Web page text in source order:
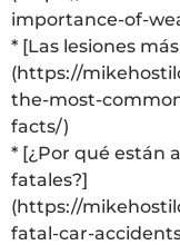
importance-of-
* [Las lesiones
(https://
the-most-
facts/)
* [¿Por qué están
fatales?]
(https://
fatal-car-